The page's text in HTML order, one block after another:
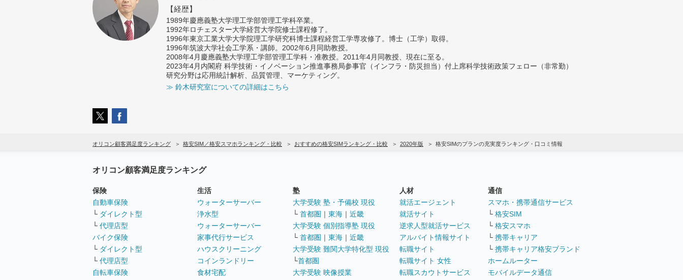
【経歴】
1989年慶應義塾大学理工学部管理工学科卒業。
1992年ロチェスター大学経営大学院修士課程修了。
1996年東京工業大学大学院理工学研究科博士課程経営工学専攻修了。博士（工学）取得。
1996年筑波大学社会工学系・講師。2002年6月同助教授。
2008年4月慶應義塾大学理工学部管理工学科・准教授。2011年4月同教授、現在に至る。
2023年4月内閣府 科学技術・イノベーション推進事務局参事官（インフラ・防災担当）付上席科学技術政策フェロー（非常勤）
研究分野は応用統計解析、品質管理、マーケティング。
≫ 鈴木研究室についての詳細はこちら
オリコン顧客満足度ランキング 格安SIM／格安スマホランキング・比較 おすすめの格安SIMランキング・比較 2020年版 格安SIMのプランの充実度ランキング・口コミ情報
オリコン顧客満足度ランキング
保険
自動車保険
└ ダイレクト型
└ 代理店型
バイク保険
└ ダイレクト型
└ 代理店型
自転車保険
生活
ウォーターサーバー
浄水型
ウォーターサーバー
家事代行サービス
ハウスクリーニング
コインランドリー
食材宅配
塾
大学受験 塾・予備校 現役
└ 首都圏 ｜ 東海 ｜ 近畿
大学受験 個別指導塾 現役
└ 首都圏 ｜ 東海 ｜ 近畿
大学受験 難関大学特化型 現役
└首都圏
大学受験 映像授業
人材
就活エージェント
就活サイト
逆求人型就活サービス
アルバイト情報サイト
転職サイト
転職サイト 女性
転職スカウトサービス
通信
スマホ・携帯通信サービス
└ 格安SIM
└ 格安スマホ
└ 携帯キャリア
└ 携帯キャリア格安ブランド
ホームルーター
モバイルデータ通信